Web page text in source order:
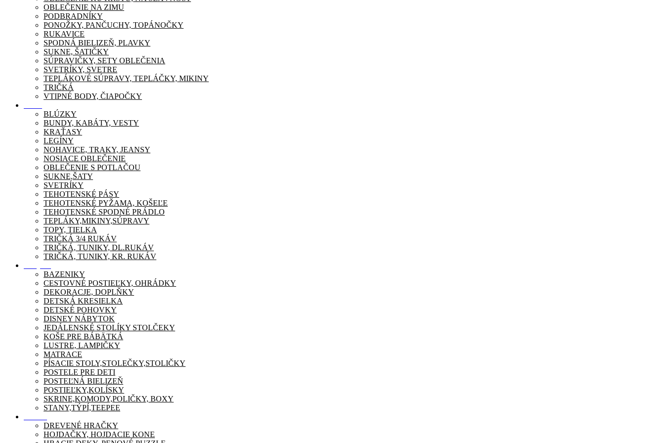
OBLEČENIE NA ZIMU
PODBRADNÍKY
PONOŽKY, PANČUCHY, TOPÁNOČKY
RUKAVICE
SPODNÁ BIELIZEŇ, PLAVKY
SUKNE, ŠATIČKY
SÚPRAVIČKY, SETY OBLEČENIA
SVETRÍKY, SVETRE
TEPLÁKOVÉ SÚPRAVY, TEPLÁČKY, MIKINY
TRIČKÁ
VTIPNÉ BODY, ČIAPOČKY
BLÚZKY
BUNDY, KABÁTY, VESTY
KRAŤASY
LEGÍNY
NOHAVICE, TRAKY, JEANSY
NOSIACE OBLEČENIE
OBLEČENIE S POTLAČOU
SUKNE,ŠATY
SVETRÍKY
TEHOTENSKÉ PÁSY
TEHOTENSKÉ PYŽAMA, KOŠEĽE
TEHOTENSKÉ SPODNÉ PRÁDLO
TEPLÁKY,MIKINY,SÚPRAVY
TOPY, TIELKA
TRIČKÁ 3/4 RUKÁV
TRIČKÁ, TUNIKY, DL.RUKÁV
TRIČKÁ, TUNIKY, KR. RUKÁV
BAZENIKY
CESTOVNÉ POSTIEĽKY, OHRÁDKY
DEKORACJE, DOPLŇKY
DETSKÁ KRESIELKA
DETSKÉ POHOVKY
DISNEY NÁBYTOK
JEDÁLENSKÉ STOLÍKY STOLČEKY
KOŠE PRE BÁBÄTKÁ
LUSTRE, LAMPIČKY
MATRACE
PÍSACIE STOLY,STOLEČKY,STOLIČKY
POSTELE PRE DETI
POSTEĽNÁ BIELIZEŇ
POSTIEĽKY,KOLÍSKY
SKRINE,KOMODY,POLIČKY, BOXY
STANY,TÝPÍ,TEEPEE
DREVENÉ HRAČKY
HOJDAČKY, HOJDACIE KONE